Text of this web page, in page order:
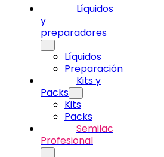
Líquidos
y
preparadores
Líquidos
Preparación
Kits y
Packs
Kits
Packs
Semilac
Profesional